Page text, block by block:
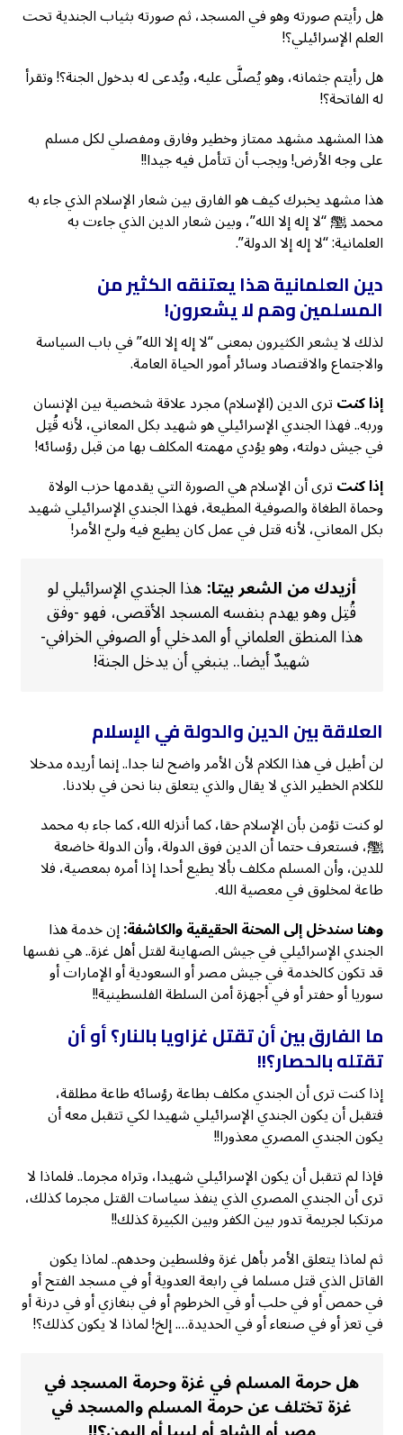
هل رأيتم صورته وهو في المسجد، ثم صورته بثياب الجندية تحت
العلم الإسرائيلي؟!
هل رأيتم جثمانه، وهو يُصلَّى عليه، ويُدعى له بدخول الجنة؟! وتقرأ
له الفاتحة؟!
هذا المشهد مشهد ممتاز وخطير وفارق ومفصلي لكل مسلم
على وجه الأرض! ويجب أن تتأمل فيه جيدا!!
هذا مشهد يخبرك كيف هو الفارق بين شعار الإسلام الذي جاء به
محمد ﷺ “لا إله إلا الله”، وبين شعار الدين الذي جاءت به
العلمانية: “لا إله إلا الدولة”.
دين العلمانية هذا يعتنقه الكثير من
المسلمين وهم لا يشعرون!
لذلك لا يشعر الكثيرون بمعنى “لا إله إلا الله” في باب السياسة
والاجتماع والاقتصاد وسائر أمور الحياة العامة.
إذا كنتترى الدين (الإسلام) مجرد علاقة شخصية بين الإنسان
وربه.. فهذا الجندي الإسرائيلي هو شهيد بكل المعاني، لأنه قُتِل
في جيش دولته، وهو يؤدي مهمته المكلف بها من قبل رؤسائه!
إذا كنتترى أن الإسلام هي الصورة التي يقدمها حزب الولاة
وحماة الطغاة والصوفية المطيعة، فهذا الجندي الإسرائيلي شهيد
بكل المعاني، لأنه قتل في عمل كان يطيع فيه وليّ الأمر!
أزيدك من الشعر بيتا:هذا الجندي الإسرائيلي لو
قُتِل وهو يهدم بنفسه المسجد الأقصى، فهو -وفق
هذا المنطق العلماني أو المدخلي أو الصوفي الخرافي-
شهيدٌ أيضا.. ينبغي أن يدخل الجنة!
العلاقة بين الدين والدولة في الإسلام
لن أطيل في هذا الكلام لأن الأمر واضح لنا جدا.. إنما أريده مدخلا
للكلام الخطير الذي لا يقال والذي يتعلق بنا نحن في بلادنا.
لو كنت تؤمن بأن الإسلام حقا، كما أنزله الله، كما جاء به محمد
ﷺ، فستعرف حتما أن الدين فوق الدولة، وأن الدولة خاضعة
للدين، وأن المسلم مكلف بألا يطيع أحدا إذا أمره بمعصية، فلا
طاعة لمخلوق في معصية الله.
وهنا سندخل إلى المحنة الحقيقية والكاشفة:إن خدمة هذا
الجندي الإسرائيلي في جيش الصهاينة لقتل أهل غزة.. هي نفسها
قد تكون كالخدمة في جيش مصر أو السعودية أو الإمارات أو
سوريا أو حفتر أو في أجهزة أمن السلطة الفلسطينية!!
ما الفارق بين أن تقتل غزاويا بالنار؟ أو أن
تقتله بالحصار؟!!
إذا كنت ترى أن الجندي مكلف بطاعة رؤسائه طاعة مطلقة،
فتقبل أن يكون الجندي الإسرائيلي شهيدا لكي تتقبل معه أن
يكون الجندي المصري معذورا!!
فإذا لم تتقبل أن يكون الإسرائيلي شهيدا، وتراه مجرما.. فلماذا لا
ترى أن الجندي المصري الذي ينفذ سياسات القتل مجرما كذلك،
مرتكبا لجريمة تدور بين الكفر وبين الكبيرة كذلك!!
ثم لماذا يتعلق الأمر بأهل غزة وفلسطين وحدهم.. لماذا يكون
القاتل الذي قتل مسلما في رابعة العدوية أو في مسجد الفتح أو
في حمص أو في حلب أو في الخرطوم أو في بنغازي أو في درنة أو
في تعز أو في صنعاء أو في الحديدة…. إلخ! لماذا لا يكون كذلك؟!
هل حرمة المسلم في غزة وحرمة المسجد في
غزة تختلف عن حرمة المسلم والمسجد في